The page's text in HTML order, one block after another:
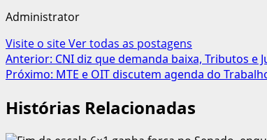
Administrator
Visite o siteVer todas as postagens
Navegação
de
artigos
Anterior: CNI diz que demanda baixa, Tributos
Próximo: MTE e OIT discutem agenda do
Histórias Relacionadas